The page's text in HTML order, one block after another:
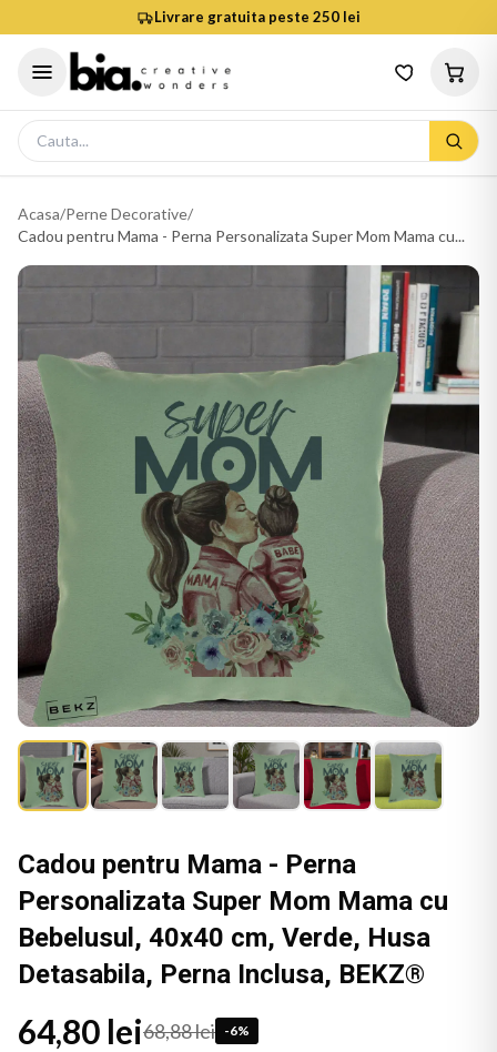
Livrare gratuita peste 250 lei
Acasa/Perne Decorative/
Cadou pentru Mama - Perna Personalizata Super Mom Mama cu...
Cadou pentru Mama - Perna
Personalizata Super Mom Mama cu
Bebelusul, 40x40 cm, Verde, Husa
Detasabila, Perna Inclusa, BEKZ®
64,80 lei68,88 lei -6%